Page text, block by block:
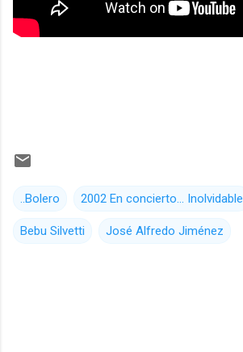
..Bolero 2002 En concierto... Inolvidable
Bebu Silvetti José Alfredo Jiménez